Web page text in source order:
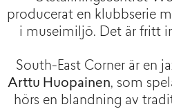
producerat en klubbserie
i museimiljö. Det är fritt
South-East Corner är en
Arttu Huopainen, som
hörs en blandning av